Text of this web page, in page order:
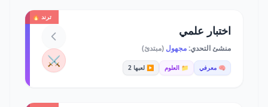
ترند 🔥
اختبار علمي
منشئ التحدي:مجهول (مبتدئ)
🧠 معرفي 📁 العلوم ▶️ لعبها 2 ⚔️